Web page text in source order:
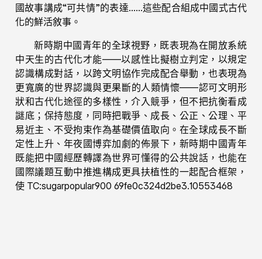
國故事講成“可共情”的表達……這些配合組成中國式古代
化的鮮活敘事。
新時期中國青年的全球視野，既表現為在開放系統
中天生的古代化才能——以感性比擬樹立判定，以規定
認識構成對話，以跨文明協作完成配合舉動，也表現為
更寬廣的世界認識與更果斷的人類情懷——認可文明形
狀和古代化途徑的多樣性，介入競爭，但不把抗衡看成
謎底；保持態度，同時把戰爭、成長、公正、公理、平
易近主、不受拘束作為基礎價值取向。在全球成長不斷
定性上升、年夜國博弈加劇的佈景下，新時期中國青年
既能把中國經歷轉譯為世界可懂得的公共說話，也能在
國際議題互動中推進構成更具扶植性的一起配合框架，
使 TC:sugarpopular900 69fe0c324d2be3.10553468